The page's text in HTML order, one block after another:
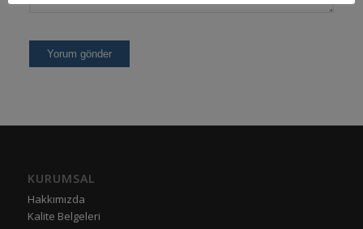
KURUMSAL
Hakkımızda
Kalite Belgeleri